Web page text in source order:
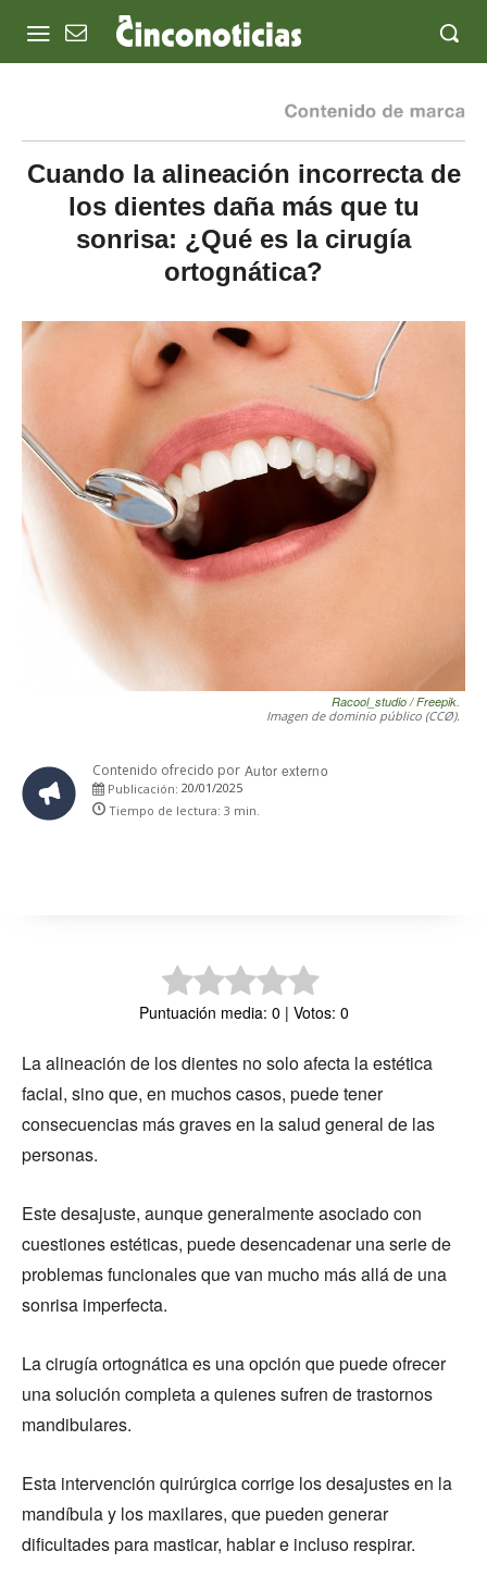
Cuando la alineación incorrecta de
los dientes daña más que tu
sonrisa: ¿Qué es la cirugía
ortognática?
Racool_studio / Freepik
Imagen de dominio público (CCØ).
Contenido ofrecido por Autor externo
Publicación: 20/01/2025
Tiempo de lectura: 3 min.
Puntuación media: 0 | Votos: 0
La alineación de los dientes no solo afecta la estética
facial, sino que, en muchos casos, puede tener
consecuencias más graves en la salud general de las
personas.
Este desajuste, aunque generalmente asociado con
cuestiones estéticas, puede desencadenar una serie de
problemas funcionales que van mucho más allá de una
sonrisa imperfecta.
La cirugía ortognática es una opción que puede ofrecer
una solución completa a quienes sufren de trastornos
mandibulares.
Esta intervención quirúrgica corrige los desajustes en la
mandíbula y los maxilares, que pueden generar
dificultades para masticar, hablar e incluso respirar.